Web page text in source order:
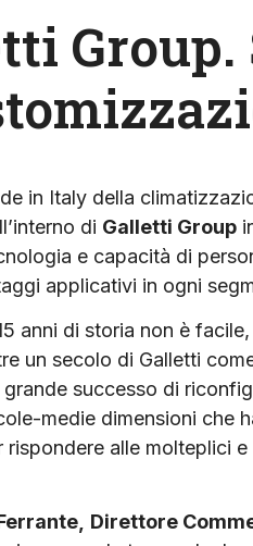
in Italy della
di Galletti Group
e capacità di
applicativi in ogni
anni di storia non è
un secolo di Galletti
successo di
medie dimensioni che
rispondere alle molteplici
Direttore